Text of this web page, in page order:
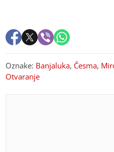
Oznake: Banjaluka, Česma,
Otvaranje